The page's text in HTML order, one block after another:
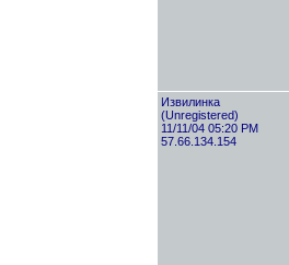
Извилинка
(Unregistered)
11/11/04 05:20 PM
57.66.134.154